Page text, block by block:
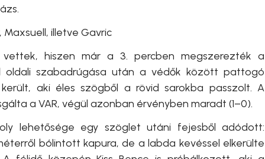
Maxsuell, illetve Gavric
hiszen már a 3. percben megszerezték a
oldali szabadrúgása után a védők között pattogó
aki éles szögből a rövid sarokba passzolt. A
a VAR, végül azonban érvényben maradt (1–0).
lehetősége egy szöglet utáni fejesből adódott:
bólintott kapura, de a labda kevéssel elkerülte